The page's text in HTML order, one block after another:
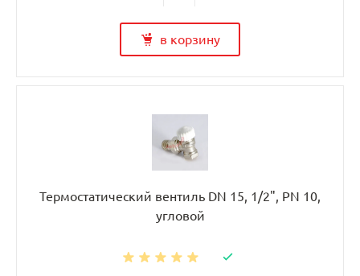
в корзину
Термостатический вентиль DN 15, 1/2", PN 10,
угловой